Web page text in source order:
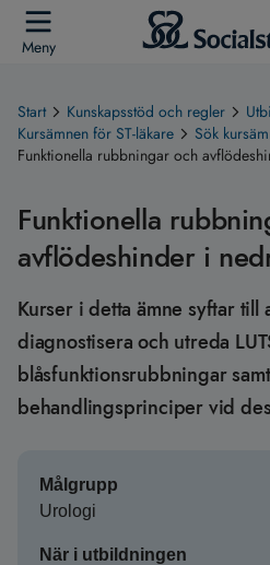
Meny
Start Kunskapsstöd och regler
Kursämnen för ST-läkare
Sök
Funktionella rubbningar och
Funktionella
avflödeshinder i
Kurser i detta ämne syftar till
diagnostisera och utreda
blåsfunktionsrubbningar
behandlingsprinciper vid
Målgrupp
Urologi
När i utbildningen